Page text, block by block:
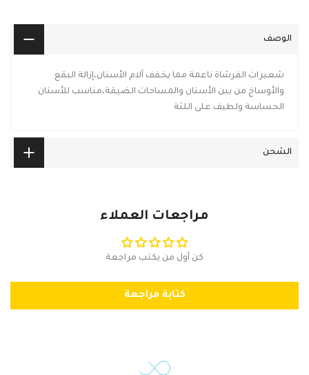
الوصف
شعيرات الفرشاة ناعمة مما يخفف آلام الأسنان،إزالة البقع
والأوساخ من بين الأسنان والمساحات الضيقة،مناسب للأسنان
الحساسة ولطيف على اللثة
الشحن
مراجعات العملاء
كن أول من يكتب مراجعة
كتابة مراجعة